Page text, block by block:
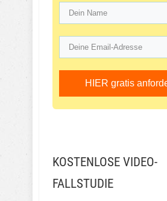
HIER gratis
KOSTENLOSE VIDEO-
FALLSTUDIE